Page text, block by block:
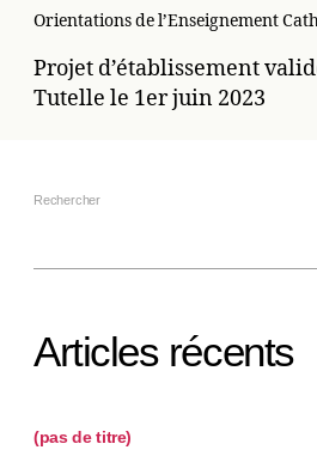
Orientations de l’Enseignement
Projet d’établissement
Tutelle le 1er juin 2023
Rechercher
Articles récents
(pas de titre)